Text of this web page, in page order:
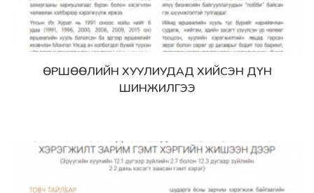
Дэлгэрэнгүй
ӨРШӨӨЛИЙН ХУУЛИУДАД ХИЙСЭН ДҮН
ШИНЖИЛГЭЭ